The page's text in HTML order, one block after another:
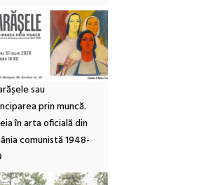
sau
prin muncă.
în arta oficială din
comunistă 1948-